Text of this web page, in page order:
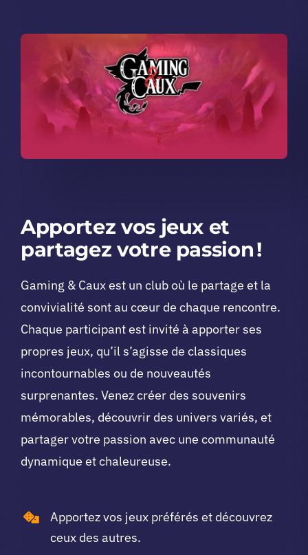
Apportez vos jeux et
partagez votre passion !
Gaming & Caux est un club où le partage et la
convivialité sont au cœur de chaque rencontre.
Chaque participant est invité à apporter ses
propres jeux, qu’il s’agisse de classiques
incontournables ou de nouveautés
surprenantes. Venez créer des souvenirs
mémorables, découvrir des univers variés, et
partager votre passion avec une communauté
dynamique et chaleureuse.
Apportez vos jeux préférés et découvrez
ceux des autres.